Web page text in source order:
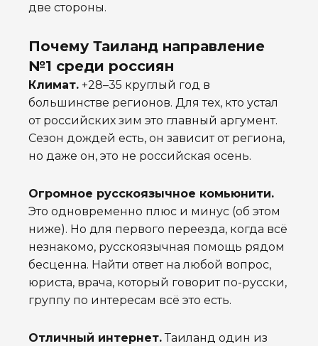
две стороны.
Почему Таиланд направление
№1 среди россиян
Климат. +28–35 круглый год в
большинстве регионов. Для тех, кто устал
от российских зим это главный аргумент.
Сезон дождей есть, он зависит от региона,
но даже он, это не российская осень.
Огромное русскоязычное комьюнити.
Это одновременно плюс и минус (об этом
ниже). Но для первого переезда, когда всё
незнакомо, русскоязычная помощь рядом
бесценна. Найти ответ на любой вопрос,
юриста, врача, который говорит по-русски,
группу по интересам всё это есть.
Отличный интернет.Таиланд один из